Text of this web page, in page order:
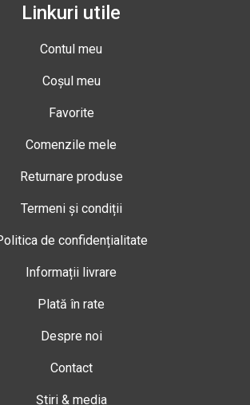
Linkuri utile
Contul meu
Coșul meu
Favorite
Comenzile mele
Returnare produse
Termeni și condiții
de confidențialitate
Informații livrare
Plată în rate
Despre noi
Contact
Știri & media